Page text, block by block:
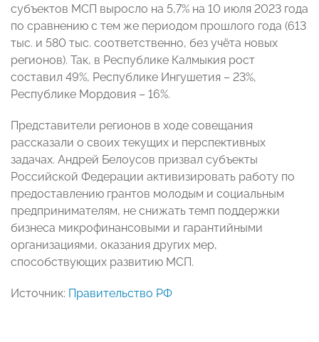
субъектов МСП выросло на 5,7% на 10 июля 2023 года
по сравнению с тем же периодом прошлого года (613
тыс. и 580 тыс. соответственно, без учёта новых
регионов). Так, в Республике Калмыкия рост
составил 49%, Республике Ингушетия – 23%,
Республике Мордовия – 16%.
Представители регионов в ходе совещания
рассказали о своих текущих и перспективных
задачах. Андрей Белоусов призвал субъекты
Российской Федерации активизировать работу по
предоставлению грантов молодым и социальным
предпринимателям, не снижать темп поддержки
бизнеса микрофинансовыми и гарантийными
организациями, оказания других мер,
способствующих развитию МСП.
Источник: Правительство РФ